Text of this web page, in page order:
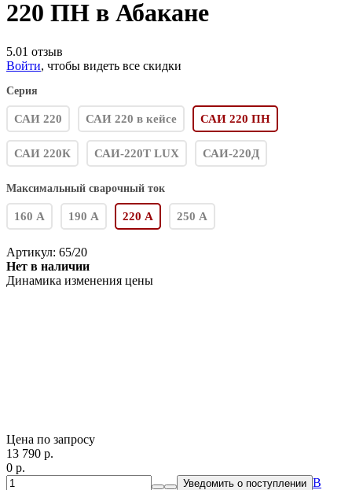
220 ПН в Абакане
5.01 отзыв
Войти, чтобы видеть все скидки
Серия
САИ 220 САИ 220 в кейсе САИ 220 ПН
САИ 220К САИ-220Т LUX САИ-220Д
Максимальный сварочный ток
160 А 190 А 220 А 250 А
Артикул: 65/20
Нет в наличии
Динамика изменения цены
Цена по запросу
13 790 p.
0 p.
Уведомить о поступлении В